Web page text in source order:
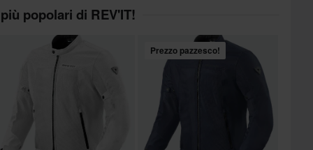
popolari di REV'IT!
Prezzo pazzesco!